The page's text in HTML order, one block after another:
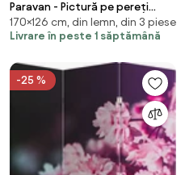
Paravan - Pictură pe pereți
(126x170 cm)
170×126 cm, din lemn, din 3 piese
Livrare în peste 1 săptămână
-25 %